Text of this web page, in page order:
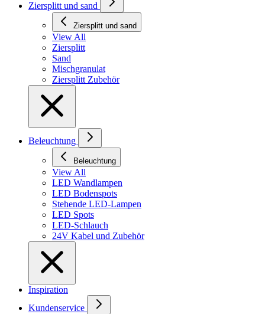
Ziersplitt und sand
Ziersplitt und sand
View All
Ziersplitt
Sand
Mischgranulat
Ziersplitt Zubehör
Beleuchtung
Beleuchtung
View All
LED Wandlampen
LED Bodenspots
Stehende LED-Lampen
LED Spots
LED-Schlauch
24V Kabel und Zubehör
Inspiration
Kundenservice